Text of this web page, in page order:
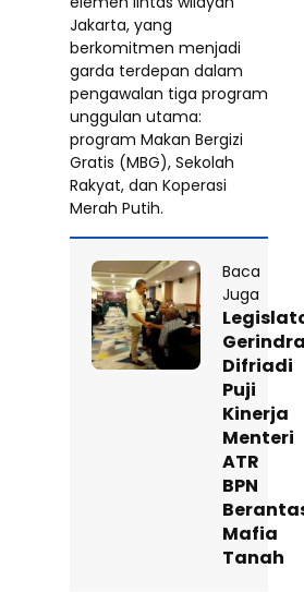
Jakarta, yang
berkomitmen menjadi
garda terdepan dalam
pengawalan tiga program
unggulan utama:
program Makan Bergizi
Gratis (MBG), Sekolah
Rakyat, dan Koperasi
Merah Putih.
Baca
Juga
Difriadi
Puji
Kinerja
Menteri
ATR
BPN
Mafia
Tanah